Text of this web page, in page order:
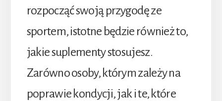
rozpocząć swoją przygodę ze
sportem, istotne będzie również to,
jakie suplementy stosujesz.
Zarówno osoby, którym zależy na
poprawie kondycji, jak i te, które